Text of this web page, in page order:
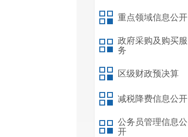
重点领域信息公开
政府采购及购买服
务
区级财政预决算
减税降费信息公开
公务员管理信息公
开